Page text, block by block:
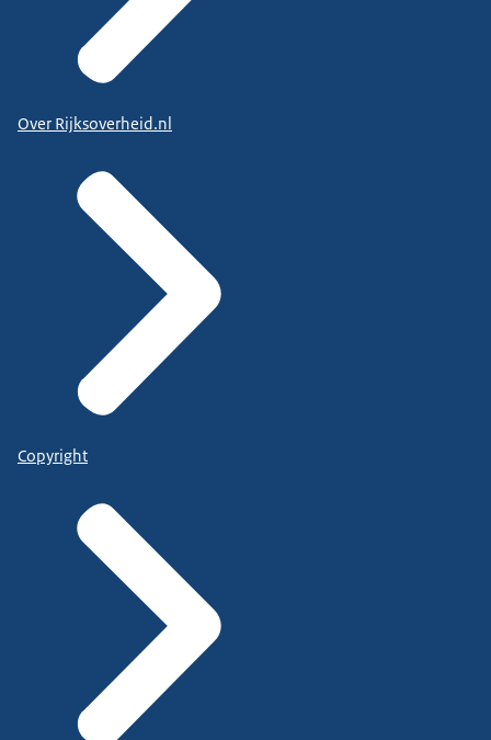
Over Rijksoverheid.nl
Copyright